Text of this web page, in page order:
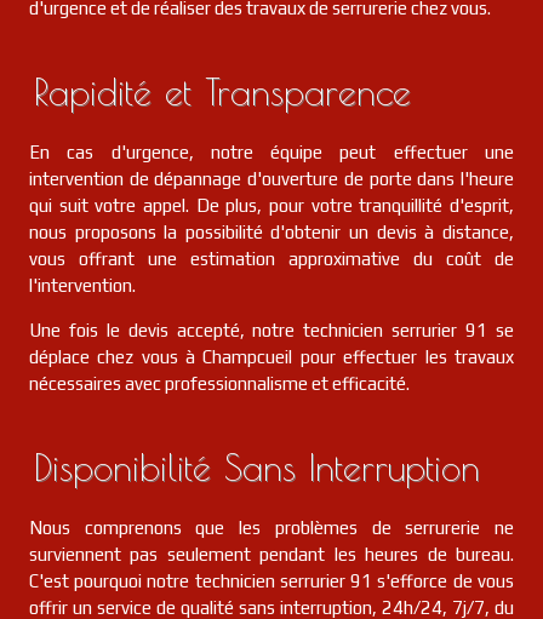
d'urgence et de réaliser des travaux de serrurerie chez vous.
Rapidité et Transparence
En cas d'urgence, notre équipe peut effectuer une
intervention de dépannage d'ouverture de porte dans l'heure
qui suit votre appel. De plus, pour votre tranquillité d'esprit,
nous proposons la possibilité d'obtenir un devis à distance,
vous offrant une estimation approximative du coût de
l'intervention.
Une fois le devis accepté, notre technicien serrurier 91 se
déplace chez vous à Champcueil pour effectuer les travaux
nécessaires avec professionnalisme et efficacité.
Disponibilité Sans Interruption
Nous comprenons que les problèmes de serrurerie ne
surviennent pas seulement pendant les heures de bureau.
C'est pourquoi notre technicien serrurier 91 s'efforce de vous
offrir un service de qualité sans interruption, 24h/24, 7j/7, du